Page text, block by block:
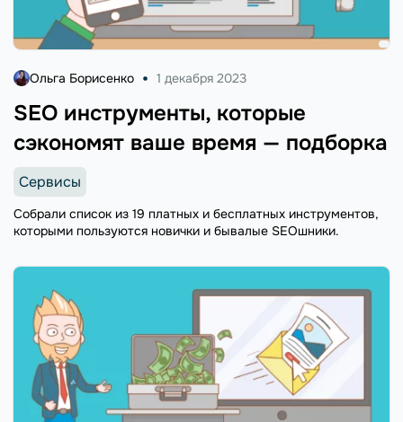
SEO инструменты, которые
сэкономят ваше время — подборка
Ольга Борисенко 1 декабря 2023
Сервисы
Собрали список из 19 платных и бесплатных инструментов,
которыми пользуются новички и бывалые SEOшники.